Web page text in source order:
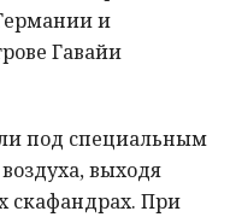
и
Гавайи
под специальным
выходя
скафандрах. При